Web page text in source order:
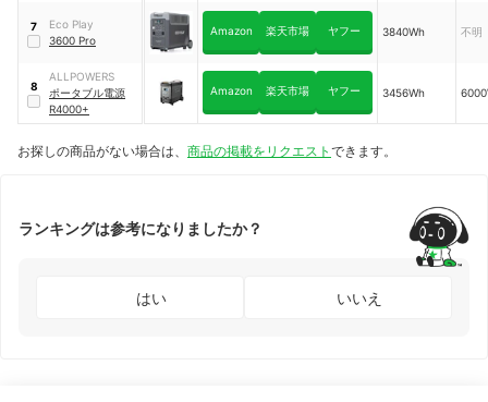
7
Eco Play
3600 Pro
Amazon 楽天市場 ヤフー 3840Wh 不明
8
ALLPOWERS
ポータブル電源
R4000+
Amazon 楽天市場 ヤフー 3456Wh
お探しの商品がない場合は、 商品の掲載をリクエスト できます。
ランキングは参考になりましたか？
はい いいえ